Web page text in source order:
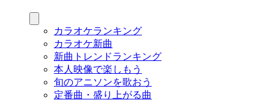
カラオケランキング
カラオケ新曲
新曲トレンドランキング
本人映像で楽しもう
旬のアニソンを歌おう
定番曲・盛り上がる曲